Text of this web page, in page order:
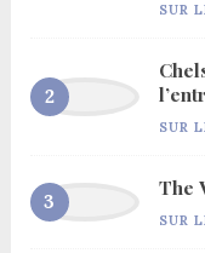
SUR
SUR
The
SUR